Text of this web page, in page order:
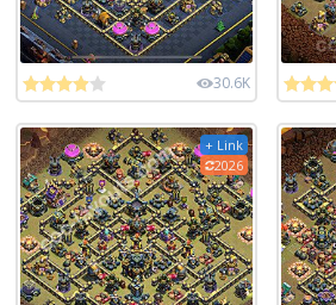
30.6K
+ Link
2026